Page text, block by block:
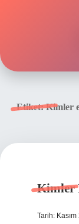
Politikası
Etiket:Kimler
Kimler
Tarih: